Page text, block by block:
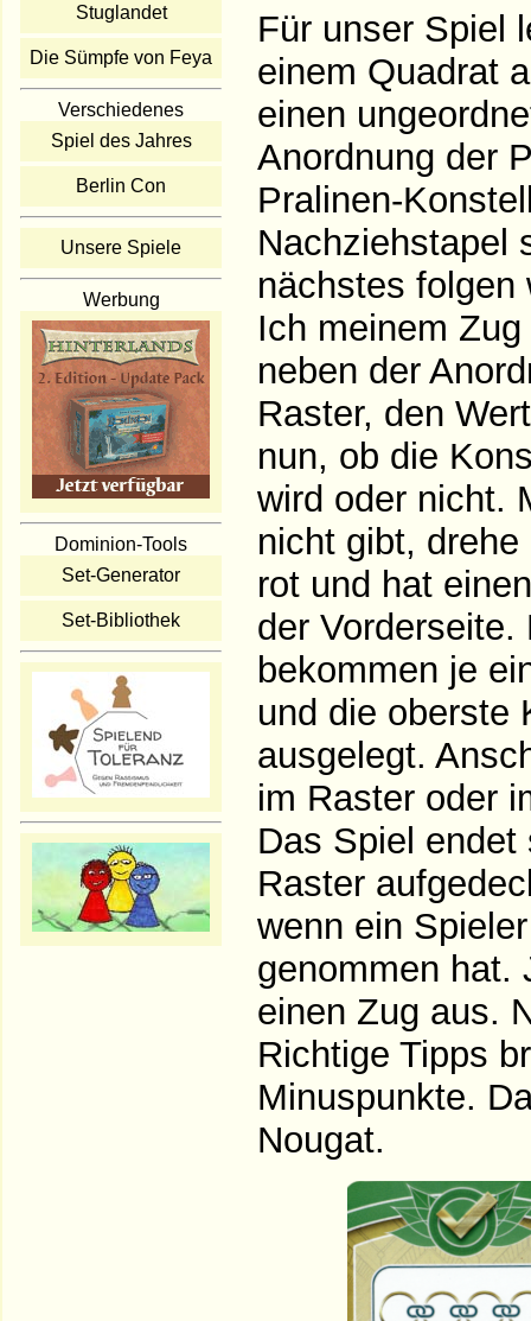
Stuglandet
Die Sümpfe von Feya
Verschiedenes
Spiel des Jahres
Berlin Con
Unsere Spiele
Werbung
Dominion-Tools
Set-Generator
Set-Bibliothek
Für unser Spiel
einem Quadrat
einen
Anordnung der
Pralinen-
Nachziehstapel
nächstes folgen
Ich meinem
neben der
Raster, den
nun, ob die
wird oder nicht.
nicht gibt,
rot und hat
der
bekommen je
und die oberste
ausgelegt.
im Raster oder
Das Spiel
Raster
wenn ein
genommen hat.
einen Zug aus.
Richtige Tipps
Minuspunkte.
Nougat.